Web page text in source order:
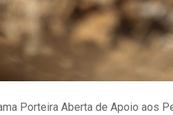
Porteira Aberta de Apoio aos